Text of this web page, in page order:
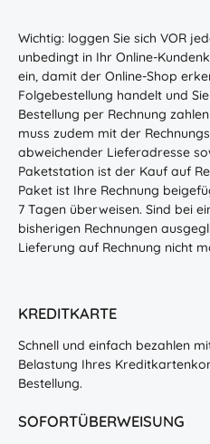
Wichtig: loggen Sie sich VOR
unbedingt in Ihr Online-
ein, damit der Online-Shop
Folgebestellung handelt und
Bestellung per Rechnung
muss zudem mit der
abweichender Lieferadresse
Paketstation ist der Kauf auf
Paket ist Ihre Rechnung
7 Tagen überweisen. Sind bei
bisherigen Rechnungen
Lieferung auf Rechnung nicht
KREDITKARTE
Schnell und einfach bezahlen
Belastung Ihres
Bestellung.
SOFORTÜBERWEISUNG